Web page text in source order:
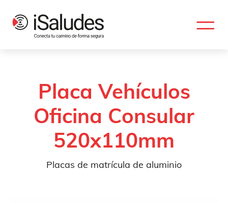
Placa Vehículos
Oficina Consular
520x110mm
Placas de matrícula de aluminio